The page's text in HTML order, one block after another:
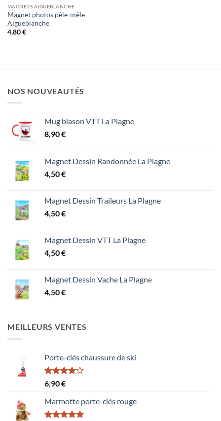
MAGNETS AIGUEBLANCHE
Magnet photos pêle-mêle
Aigueblanche
4,80€
NOS NOUVEAUTÉS
Mug blason VTT La Plagne
8,90€
Magnet Dessin Randonnée La Plagne
4,50€
Magnet Dessin Traileurs La Plagne
4,50€
Magnet Dessin VTT La Plagne
4,50€
Magnet Dessin Vache La Plagne
4,50€
MEILLEURS VENTES
Porte-clés chaussure de ski
Note
4.00
5
6,90€
Marmotte porte-clés rouge